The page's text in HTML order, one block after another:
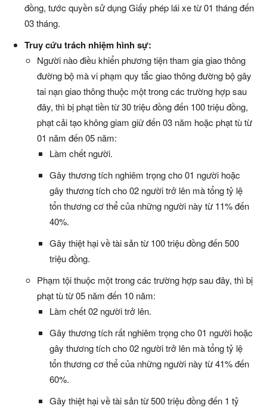
đồng, tước quyền sử dụng Giấy phép lái xe từ 01 tháng đến
03 tháng.
Truy cứu trách nhiệm hình sự:
Người nào điều khiển phương tiện tham gia giao thông
đường bộ mà vi phạm quy tắc giao thông đường bộ gây
tai nạn giao thôngthuộc một trong các trường hợp sau
đây, thì bị phạt tiền từ 30 triệu đồng đến 100 triệuđồng,
phạt cải tạo không giam giữ đến03 năm hoặc phạt tù từ
01 năm đến 05 năm:
Làm chết người.
Gây thương tích nghiêm trọng cho 01 người hoặc
gây thương tích cho 02 người trở lên mà tổng tỷ lệ
tổn thương cơ thể của những người này từ 11% đến
40%.
Gây thiệt hại về tài sản từ 100 triệu đồng đến 500
triệu đồng.
Phạm tội thuộc một trong các trường hợp sau đây, thì bị
phạt tù từ 05 năm đến 10 năm:
Làm chết 02 người trở lên.
Gây thương tích rất nghiêm trọng cho 01 người hoặc
gây thương tích cho 02 người trở lên mà tổng tỷ lệ
tổn thương cơ thể của những người này từ 41% đến
60%.
Gây thiệt hại về tài sản từ 500 triệu đồng đến 1 tỷ